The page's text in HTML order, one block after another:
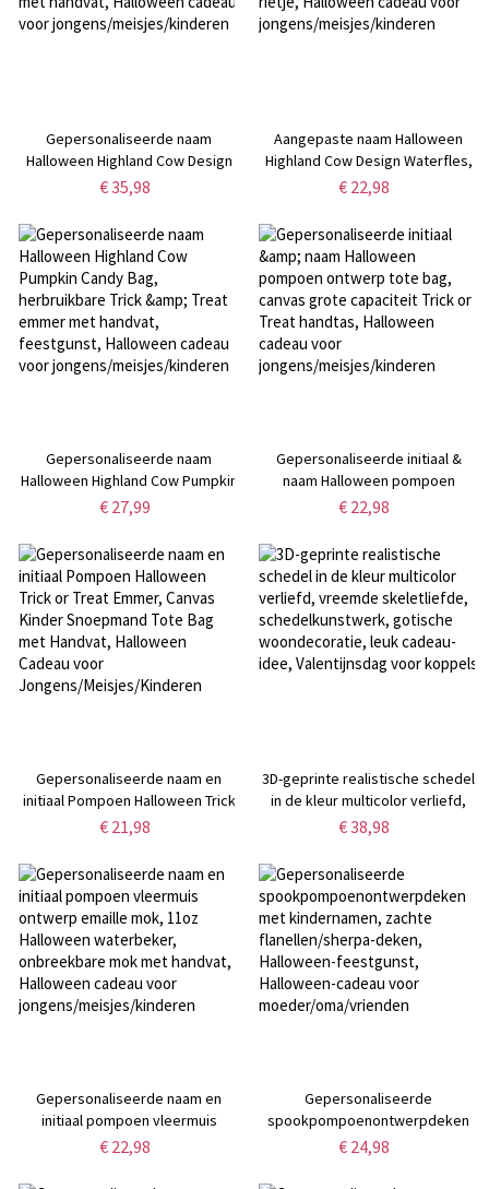
Gepersonaliseerde naam
Halloween Highland Cow Design
wasmand, waterdichte Oxford
handvat, Halloween cadeau voor
jongens/meisjes/kinderen
€ 35,98
Aangepaste naam Halloween
Highland Cow Design Waterfles,
16oz PC Plastic Eco-vriendelijke
Halloween cadeau voor
jongens/meisjes/kinderen
€ 22,98
Gepersonaliseerde naam
Halloween Highland Cow Pumpkin
Candy Bag, herbruikbare Trick &
feestgunst, Halloween cadeau
voor jongens/meisjes/kinderen
€ 27,99
Gepersonaliseerde initiaal &
naam Halloween pompoen
ontwerp tote bag, canvas grote
Halloween cadeau voor
jongens/meisjes/kinderen
€ 22,98
Gepersonaliseerde naam en
initiaal Pompoen Halloween Trick
or Treat Emmer, Canvas Kinder
Handvat, Halloween Cadeau voor
Jongens/Meisjes/Kinderen
€ 21,98
3D-geprinte realistische schedel
in de kleur multicolor verliefd,
vreemde skeletliefde,
woondecoratie, leuk cadeau-
idee, Valentijnsdag voor koppels
€ 38,98
Gepersonaliseerde naam en
initiaal pompoen vleermuis
ontwerp emaille mok, 11oz
€ 22,98
Gepersonaliseerde
spookpompoenontwerpdeken
met kindernamen, zachte
€ 24,98